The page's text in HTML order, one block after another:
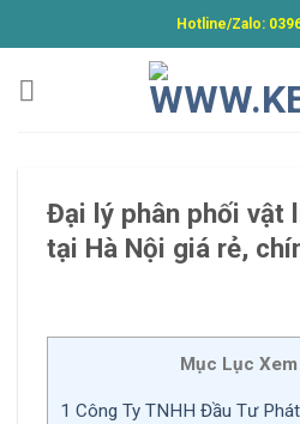
to
Hotline/Zalo:
Đại lý phân phối vật
tại Hà Nội giá rẻ,
Mục Lục
1 Công Ty TNHH Đầu Tư